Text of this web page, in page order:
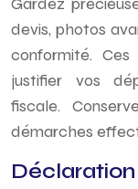
devis, photos
conformité.
justifier vos
fiscale.
démarches